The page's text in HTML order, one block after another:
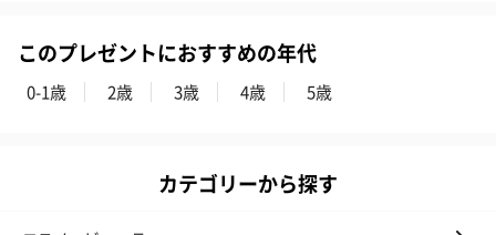
このプレゼントにおすすめの年代
0-1歳 2歳 3歳 4歳 5歳
カテゴリーから探す